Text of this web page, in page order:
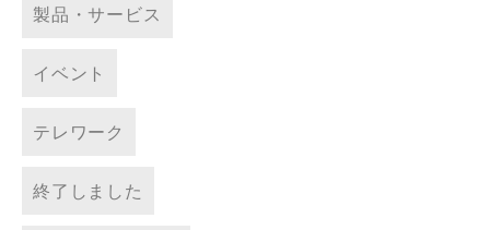
製品・サービス
イベント
テレワーク
終了しました